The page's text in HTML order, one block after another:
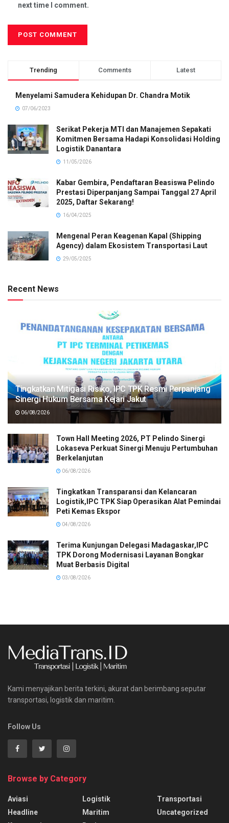
next time I comment.
Trending Comments Latest
Menyelami Samudera Kehidupan Dr. Chandra Motik
07/06/2023
Serikat Pekerja MTI dan Manajemen Sepakati
Komitmen Bersama Hadapi Konsolidasi Holding
Logistik Danantara
11/05/2026
Kabar Gembira, Pendaftaran Beasiswa Pelindo
Prestasi Diperpanjang Sampai Tanggal 27 April
2025, Daftar Sekarang!
16/04/2025
Mengenal Peran Keagenan Kapal (Shipping
Agency) dalam Ekosistem Transportasi Laut
29/05/2025
Recent News
Tingkatkan Mitigasi Risiko, IPC TPK Resmi Perpanjang
Sinergi Hukum Bersama Kejari Jakut
06/08/2026
Town Hall Meeting 2026, PT Pelindo Sinergi
Lokaseva Perkuat Sinergi Menuju Pertumbuhan
Berkelanjutan
06/08/2026
Tingkatkan Transparansi dan Kelancaran
Logistik,IPC TPK Siap Operasikan Alat Pemindai
Peti Kemas Ekspor
04/08/2026
Terima Kunjungan Delegasi Madagaskar,IPC
TPK Dorong Modernisasi Layanan Bongkar
Muat Berbasis Digital
03/08/2026
Kami menyajikan berita terkini, akurat dan berimbang seputar
transportasi, logistik dan maritim.
Follow Us
Browse by Category
Aviasi
Headline
Logistik
Maritim
Transportasi
Uncategorized